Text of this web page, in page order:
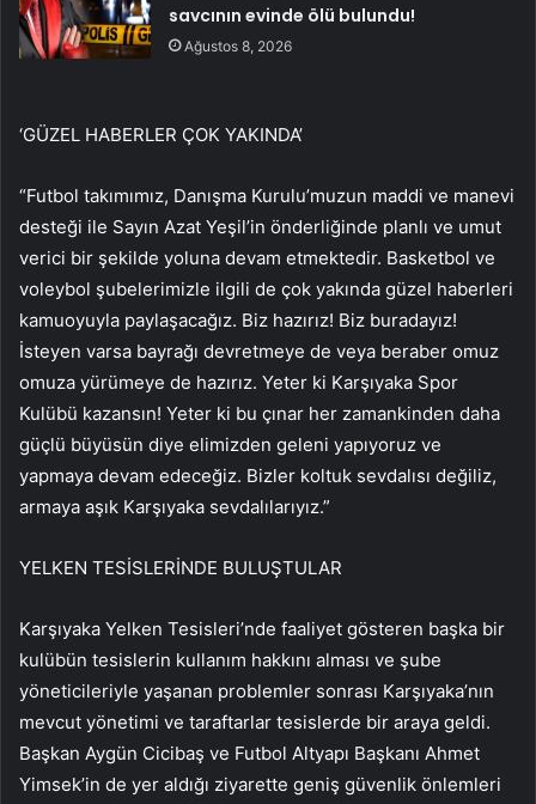
savcının evinde ölü bulundu!
Ağustos 8, 2026
‘GÜZEL HABERLER ÇOK YAKINDA’
“Futbol takımımız, Danışma Kurulu’muzun maddi ve manevi
desteği ile Sayın Azat Yeşil’in önderliğinde planlı ve umut
verici bir şekilde yoluna devam etmektedir. Basketbol ve
voleybol şubelerimizle ilgili de çok yakında güzel haberleri
kamuoyuyla paylaşacağız. Biz hazırız! Biz buradayız!
İsteyen varsa bayrağı devretmeye de veya beraber omuz
omuza yürümeye de hazırız. Yeter ki Karşıyaka Spor
Kulübü kazansın! Yeter ki bu çınar her zamankinden daha
güçlü büyüsün diye elimizden geleni yapıyoruz ve
yapmaya devam edeceğiz. Bizler koltuk sevdalısı değiliz,
armaya aşık Karşıyaka sevdalılarıyız.”
YELKEN TESİSLERİNDE BULUŞTULAR
Karşıyaka Yelken Tesisleri’nde faaliyet gösteren başka bir
kulübün tesislerin kullanım hakkını alması ve şube
yöneticileriyle yaşanan problemler sonrası Karşıyaka’nın
mevcut yönetimi ve taraftarlar tesislerde bir araya geldi.
Başkan Aygün Cicibaş ve Futbol Altyapı Başkanı Ahmet
Yimsek’in de yer aldığı ziyarette geniş güvenlik önlemleri